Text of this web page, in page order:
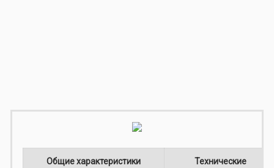
Общие характеристики
Технические